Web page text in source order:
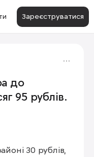
Зареєструватися
до
95 рублів.
1/2
30 рублів,